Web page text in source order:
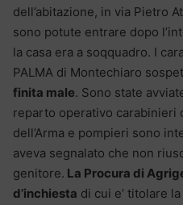
dell’abitazione, in via Pietro
sono potute entrare dopo
la casa era a soqquadro. I
PALMA di Montechiaro
finita male. Sono state
reparto operativo carabinieri
dell’Arma e pompieri sono
aveva segnalato che non
genitore. La Procura di
d’inchiesta di cui e’ titolare